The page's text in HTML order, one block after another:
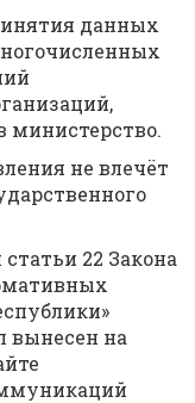
данных
министерство.
не влечёт
22 Закона
вынесен на